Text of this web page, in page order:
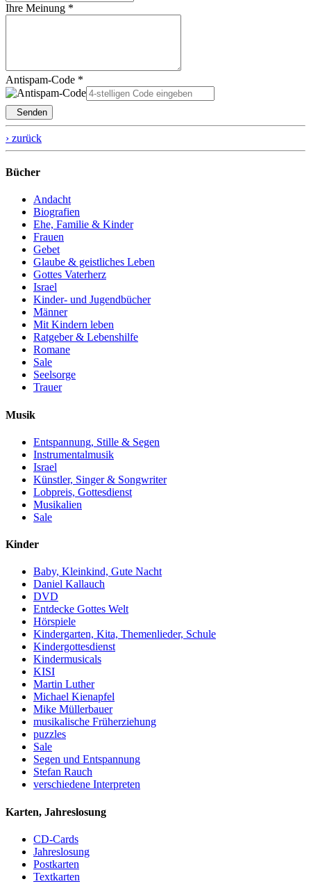
Ihre Meinung *
Antispam-Code *
Senden
› zurück
Bücher
Andacht
Biografien
Ehe, Familie & Kinder
Frauen
Gebet
Glaube & geistliches Leben
Gottes Vaterherz
Israel
Kinder- und Jugendbücher
Männer
Mit Kindern leben
Ratgeber & Lebenshilfe
Romane
Sale
Seelsorge
Trauer
Musik
Entspannung, Stille & Segen
Instrumentalmusik
Israel
Künstler, Singer & Songwriter
Lobpreis, Gottesdienst
Musikalien
Sale
Kinder
Baby, Kleinkind, Gute Nacht
Daniel Kallauch
DVD
Entdecke Gottes Welt
Hörspiele
Kindergarten, Kita, Themenlieder, Schule
Kindergottesdienst
Kindermusicals
KISI
Martin Luther
Michael Kienapfel
Mike Müllerbauer
musikalische Früherziehung
puzzles
Sale
Segen und Entspannung
Stefan Rauch
verschiedene Interpreten
Karten, Jahreslosung
CD-Cards
Jahreslosung
Postkarten
Textkarten